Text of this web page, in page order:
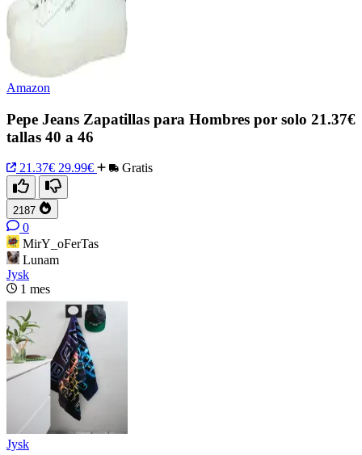
Amazon
Pepe Jeans Zapatillas para Hombres por solo 21.37€
tallas 40 a 46
21.37€ 29.99€ Gratis
2187
0
MirY_oFerTas
Lunam
Jysk
1 mes
Jysk